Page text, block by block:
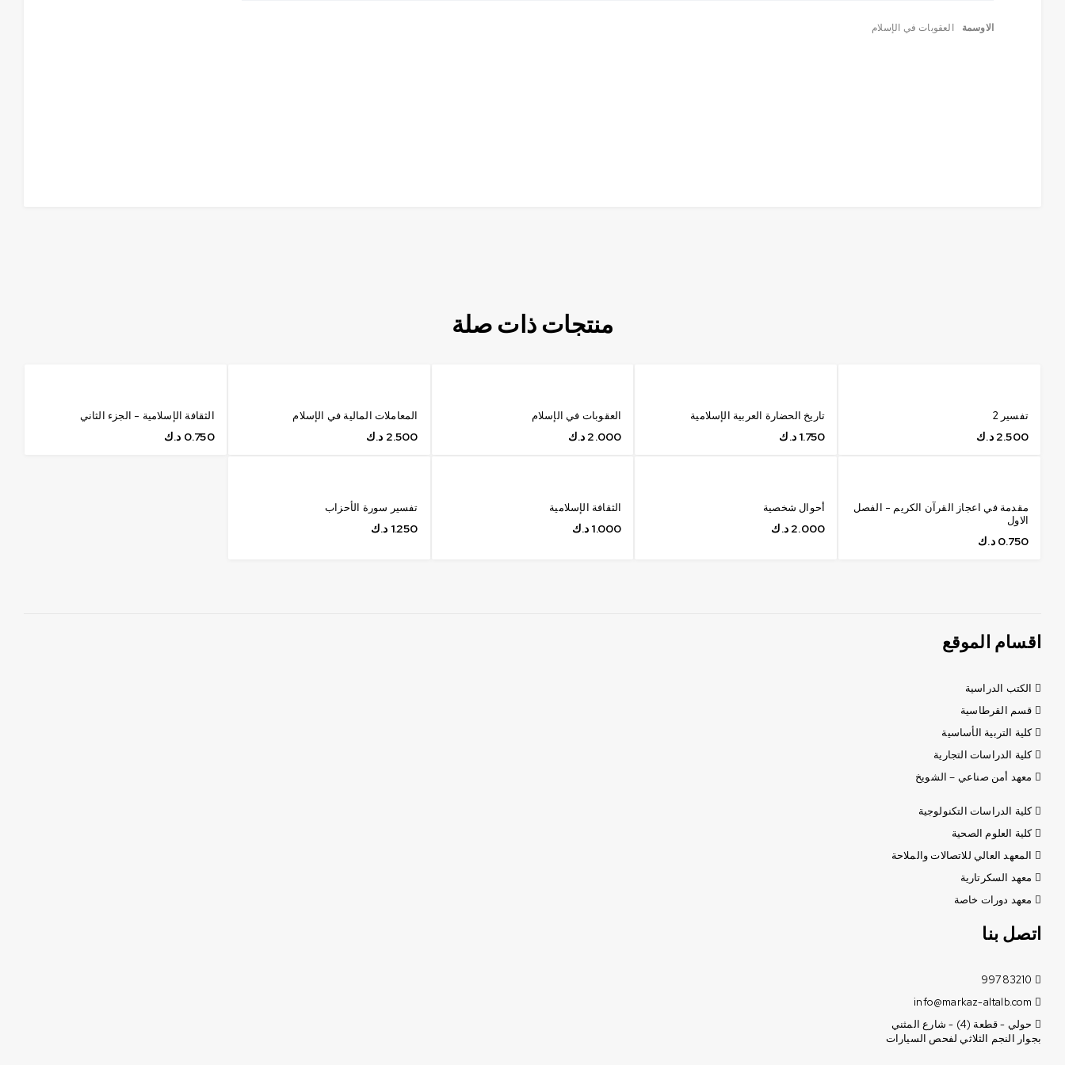
الاوسمة العقوبات في الإسلام
منتجات ذات صلة
تفسير 2
2.500 د.ك
تاريخ الحضارة العربية الإسلامية
1.750 د.ك
العقوبات في الإسلام
2.000 د.ك
المعاملات المالية في الإسلام
2.500 د.ك
الثقافة الإسلامية - الجزء الثاني
0.750 د.ك
مقدمة في اعجاز القرآن الكريم - الفصل
الاول
0.750 د.ك
أحوال شخصية
2.000 د.ك
الثقافة الإسلامية
1.000 د.ك
تفسير سورة الأحزاب
1.250 د.ك
اقسام الموقع
الكتب الدراسية
قسم القرطاسية
كلية التربية الأساسية
كلية الدراسات التجارية
معهد أمن صناعي – الشويخ
كلية الدراسات التكنولوجية
كلية العلوم الصحية
المعهد العالي للاتصالات والملاحة
معهد السكرتارية
معهد دورات خاصة
اتصل بنا
99783210
info@markaz-altalb.com
حولي - قطعة (4) - شارع المثني
بجوار النجم الثلاثي لفحص السيارات